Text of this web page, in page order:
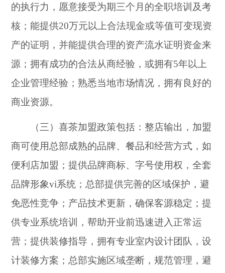
的执行力，愿意接受为期三个月的全职培训及考
核；能提供20万元以上合法现金或等值可变现资
产的证明，并能提供合理的资产流水证明资金来
源；拥有成功的合法从商经验，或拥有5年以上
企业管理经验；熟悉当地市场情况，拥有良好的
商业资源。
（三）喜茶加盟政策包括：整店输出，加盟
商可使用总部成熟的品牌、餐品和经营方式，如
便利店加盟；提供品牌商标、字号使用权，全套
品牌形象vi系统；总部提供完善的区域保护，避
免恶性竞争；产品技术更新，确保客源稳定；提
供专业系统培训，帮助开业前迅速进入正常运
营；提供装修指导，拥有专业室内设计团队，设
计装修方案；总部实施区域垄断，规范管理，避